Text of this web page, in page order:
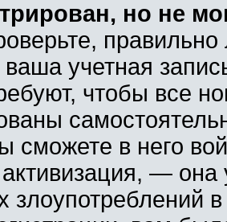
но не
учетная
чтобы все
сможете в него
активизация, —
злоупотреблений